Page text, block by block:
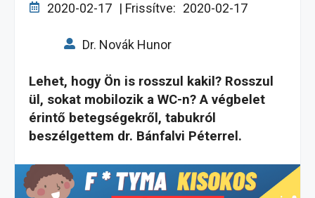
2020-02-17 | Frissítve: 2020-02-17
Dr. Novák Hunor
Lehet, hogy Ön is rosszul kakil? Rosszul
ül, sokat mobilozik a WC-n? A végbelet
érintő betegségekről, tabukról
beszélgettem dr. Bánfalvi Péterrel.